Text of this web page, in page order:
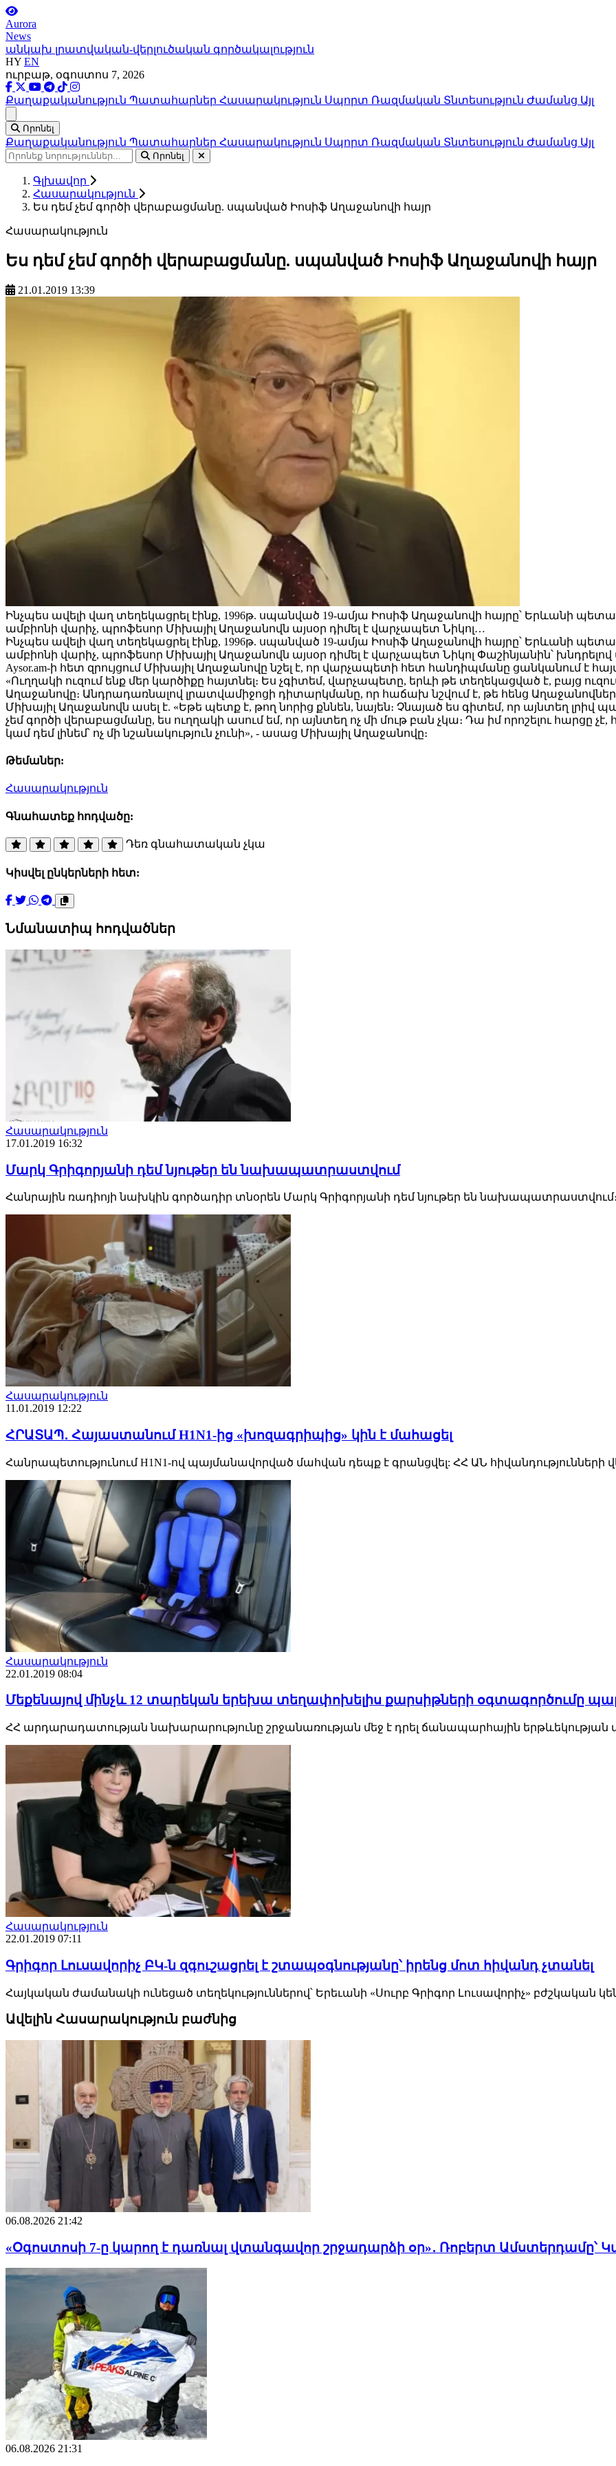
Aurora
News
անկախ լրատվական-վերլուծական գործակալություն
HY EN
ուրբաթ, օգոստոս 7, 2026
Քաղաքականություն Պատահարներ Հասարակություն Սպորտ Ռազմական Տնտեսություն Ժամանց Այլ
Որոնել
Քաղաքականություն Պատահարներ Հասարակություն Սպորտ Ռազմական Տնտեսություն Ժամանց Այլ
Որոնել
Գլխավոր
Հասարակություն
Ես դեմ չեմ գործի վերաբացմանը. սպանված Իոսիֆ Աղաջանովի հայր
Հասարակություն
Ես դեմ չեմ գործի վերաբացմանը. սպանված Իոսիֆ Աղաջանովի հայր
21.01.2019 13:39
Ինչպես ավելի վաղ տեղեկացրել էինք, 1996թ. սպանված 19-ամյա Իոսիֆ Աղաջանովի հայրը՝ Երևանի
ամբիոնի վարիչ, պրոֆեսոր Միխայիլ Աղաջանովն այսօր դիմել է վարչապետ Նիկոլ…
Ինչպես ավելի վաղ տեղեկացրել էինք, 1996թ. սպանված 19-ամյա Իոսիֆ Աղաջանովի հայրը՝ Երևանի
ամբիոնի վարիչ, պրոֆեսոր Միխայիլ Աղաջանովն այսօր դիմել է վարչապետ Նիկոլ Փաշինյանին՝
Aysor.am-ի հետ զրույցում Միխայիլ Աղաջանովը նշել է, որ վարչապետի հետ հանդիպմանը ցանկանում է
«Ուղղակի ուզում ենք մեր կարծիքը հայտնել։ Ես չգիտեմ, վարչապետը, երևի թե տեղեկացված է, բայց
Աղաջանովը։ Անդրադառնալով լրատվամիջոցի դիտարկմանը, որ հաճախ նշվում է, թե հենց
Միխայիլ Աղաջանովն ասել է. «Եթե պետք է, թող նորից քննեն, նայեն։ Չնայած ես գիտեմ, որ այնտեղ լրիվ
չեմ գործի վերաբացմանը, ես ուղղակի ասում եմ, որ այնտեղ ոչ մի մութ բան չկա։ Դա իմ որոշելու հարցը
կամ դեմ լինեմ՝ ոչ մի նշանակություն չունի», - ասաց Միխայիլ Աղաջանովը։
Թեմաներ:
Հասարակություն
Գնահատեք հոդվածը:
Դեռ գնահատական չկա
Կիսվել ընկերների հետ:
Նմանատիպ հոդվածներ
Հասարակություն
17.01.2019 16:32
Մարկ Գրիգորյանի դեմ նյութեր են նախապատրաստվում
Հանրային ռադիոյի նախկին գործադիր տնօրեն Մարկ Գրիգորյանի դեմ նյութեր են
Հասարակություն
11.01.2019 12:22
ՀՐԱՏԱՊ․ Հայաստանում H1N1-ից «խոզագրիպից» կին է մահացել
Հանրապետությունում H1N1-ով պայմանավորված մահվան դեպք է գրանցվել: ՀՀ ԱՆ
Հասարակություն
22.01.2019 08:04
Մեքենայով մինչև 12 տարեկան երեխա տեղափոխելիս քարսիթների օգտագործումը
ՀՀ արդարադատության նախարարությունը շրջանառության մեջ է դրել ճանապարհային
Հասարակություն
22.01.2019 07:11
Գրիգոր Լուսավորիչ ԲԿ-ն զգուշացրել է շտապօգնությանը՝ իրենց մոտ հիվանդ չտանել
Հայկական ժամանակի ունեցած տեղեկություններով՝ Երեւանի «Սուրբ Գրիգոր Լուսավորիչ» բժշկական
Ավելին Հասարակություն բաժնից
06.08.2026 21:42
«Օգոստոսի 7-ը կարող է դառնալ վտանգավոր շրջադարձի օր»․ Ռոբերտ Ամստերդամը՝
06.08.2026 21:31